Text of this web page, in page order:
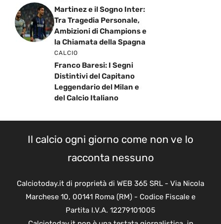
Martinez e il Sogno Inter:
Tra Tragedia Personale,
Ambizioni di Champions e
la Chiamata della Spagna
CALCIO
Franco Baresi: I Segni
Distintivi del Capitano
Leggendario del Milan e
del Calcio Italiano
Il calcio ogni giorno come non ve lo
racconta nessuno
Calciotoday.it di proprietà di WEB 365 SRL - Via Nicola
Marchese 10, 00141 Roma (RM) - Codice Fiscale e
Partita I.V.A. 12279101005